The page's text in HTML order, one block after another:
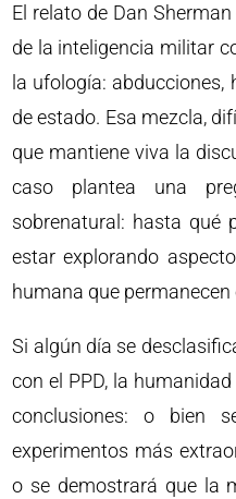
El relato de Dan
de la inteligencia militar
la ufología: abducciones,
de estado. Esa mezcla,
que mantiene viva la
caso plantea una
sobrenatural: hasta qué
estar explorando
humana que
Si algún día se
con el PPD, la
conclusiones: o bien
experimentos más
o se demostrará que la